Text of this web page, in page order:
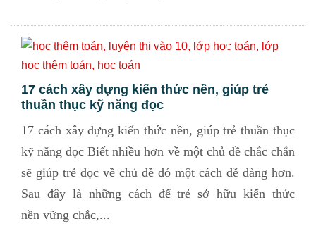
17 cách xây dựng kiến thức nền, giúp trẻ
thuần thục kỹ năng đọc
17 cách xây dựng kiến thức nền, giúp trẻ thuần thục
kỹ năng đọc Biết nhiều hơn về một chủ đề chắc chắn
sẽ giúp trẻ đọc về chủ đề đó một cách dễ dàng hơn.
Sau đây là những cách để trẻ sở hữu kiến thức
nền vững chắc,...